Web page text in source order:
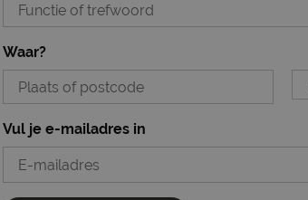
Waar?
Vul je e-mailadres in